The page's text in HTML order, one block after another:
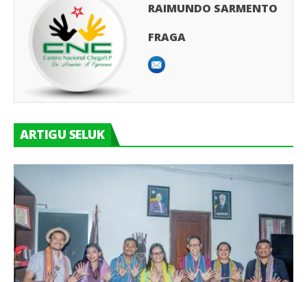
RAIMUNDO SARMENTO
FRAGA
ARTIGU SELUK